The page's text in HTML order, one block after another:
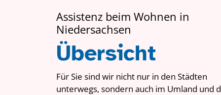
Assistenz beim Wohnen in
Niedersachsen
Übersicht
Für Sie sind wir nicht nur in den Städten
unterwegs, sondern auch im Umland und